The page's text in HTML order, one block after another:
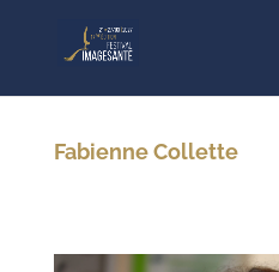
Fabienne Collette